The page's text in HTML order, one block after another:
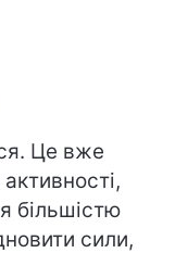
Це вже
більшістю
сили,